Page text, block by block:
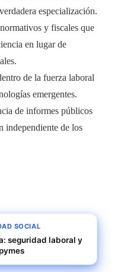
especialización.
y fiscales que
en lugar de
de la fuerza laboral
emergentes.
de informes públicos
independiente de los
SOCIAL
seguridad laboral y